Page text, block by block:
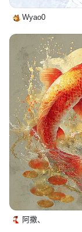
Wyao0
阿撒、